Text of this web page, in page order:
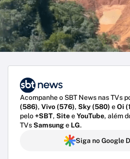
Acompanhe o SBT News nas TVs
(586), Vivo (576), Sky (580) eOi
pelo+SBT, SiteeYouTube, além
TVsSamsunge LG.
Siga no Google